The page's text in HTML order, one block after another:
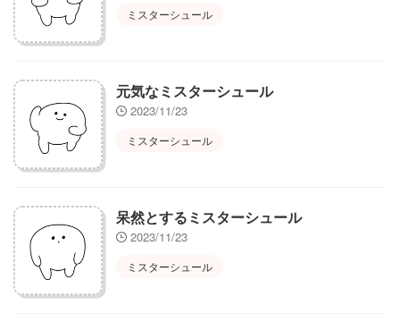
ミスターシュール
元気なミスターシュール
2023/11/23
ミスターシュール
呆然とするミスターシュール
2023/11/23
ミスターシュール